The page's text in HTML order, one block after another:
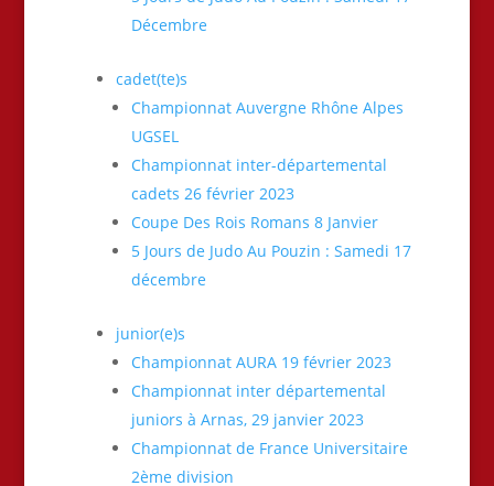
Décembre
cadet(te)s
Championnat Auvergne Rhône Alpes
UGSEL
Championnat inter-départemental
cadets 26 février 2023
Coupe Des Rois Romans 8 Janvier
5 Jours de Judo Au Pouzin : Samedi 17
décembre
junior(e)s
Championnat AURA 19 février 2023
Championnat inter départemental
juniors à Arnas, 29 janvier 2023
Championnat de France Universitaire
2ème division